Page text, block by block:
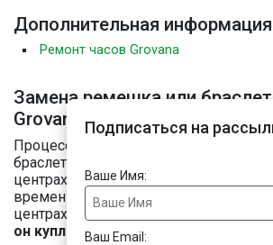
Подписаться на
Ваше Имя:
Ваш Email:
Дополнительная информация
Ремонт часов Grovana
Замена ремешка или
Grovana
Процесс замены ремешка / браслета,
браслета, регулировка по объему
центрах Clockservice займет не
времени. Замена ремешка /
центрах Clockservice осуществляется
он куплен у нас.